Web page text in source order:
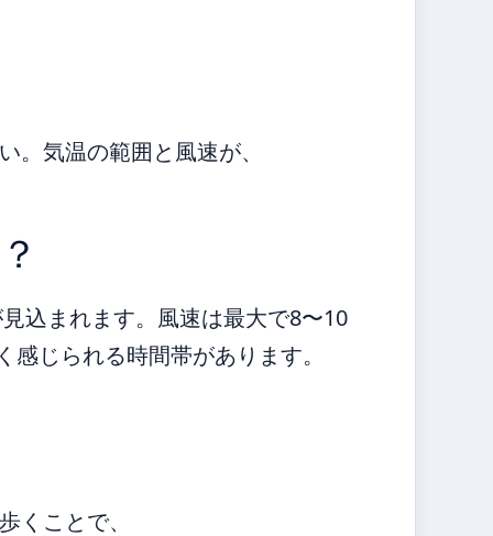
気温の範囲と風速が、
込まれます。風速は最大で8〜10
じられる時間帯があります。
くことで、